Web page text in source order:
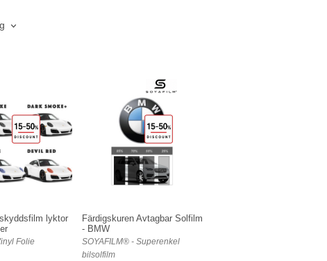
lyktor
Folie
Färdigskuren Avtagbar Solfilm
- BMW
SOYAFILM® - Superenkel
bilsolfilm